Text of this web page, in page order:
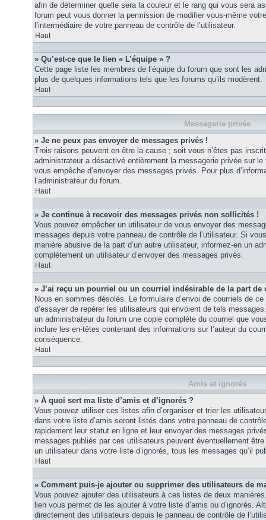
afin de déterminer quelle sera la couleur et le rang qui vous sera
forum peut vous donner la permission de modifier vous-même
l’intermédiaire de votre panneau de contrôle de l’utilisateur.
Haut
» Qu’est-ce que le lien « L’équipe » ?
Cette page liste les membres de l’équipe du forum que sont les
plus de quelques informations tels que les forums qu’ils modèrent.
Haut
Messagerie privée
» Je ne peux pas envoyer de messages privés !
Trois raisons peuvent en être la cause ; soit vous n’êtes pas
administrateur a désactivé entièrement la messagerie privée sur
vous empêche d’envoyer des messages privés. Pour plus
l’administrateur du forum.
Haut
» Je continue à recevoir des messages privés non sollicités !
Vous pouvez empêcher un utilisateur de vous envoyer des
messages depuis votre panneau de contrôle de l’utilisateur. Si
manière abusive de la part d’un autre utilisateur, informez-en un
complètement un utilisateur d’envoyer des messages privés.
Haut
» J’ai reçu un pourriel ou un courriel indésirable de la part de
Nous en sommes désolés. Le formulaire d’envoi de courriels de
d’essayer de repérer les utilisateurs qui envoient de tels
un administrateur du forum une copie complète du courriel que
inclure les en-têtes contenant des informations sur l’auteur du
conséquence.
Haut
Amis et ignorés
» À quoi sert ma liste d’amis et d’ignorés ?
Vous pouvez utiliser ces listes afin d’organiser et trier les
dans votre liste d’amis seront listés dans votre panneau de
rapidement leur statut en ligne et leur envoyer des messages
messages publiés par ces utilisateurs peuvent éventuellement
un utilisateur dans votre liste d’ignorés, tous les messages qu’il
Haut
» Comment puis-je ajouter ou supprimer des utilisateurs de
Vous pouvez ajouter des utilisateurs à ces listes de deux
lien vous permet de les ajouter à votre liste d’amis ou d’ignorés.
directement des utilisateurs depuis le panneau de contrôle de